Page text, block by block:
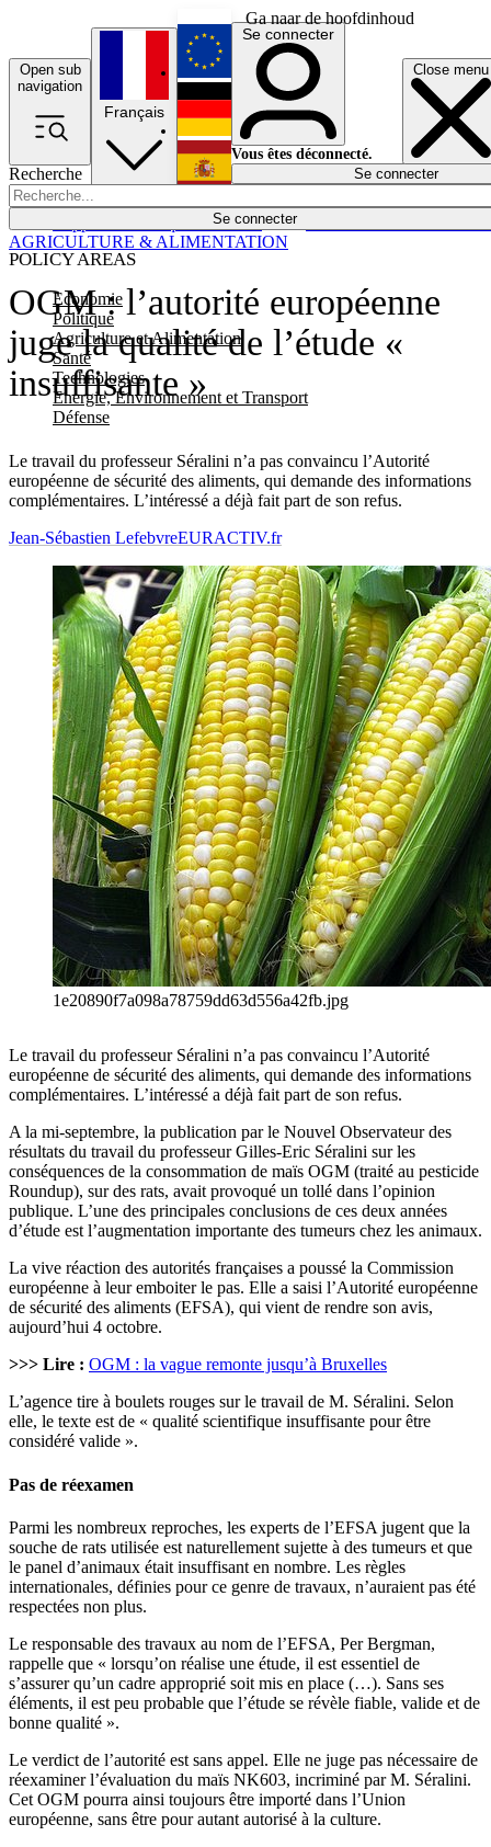
Ga naar de hoofdinhoud
Open sub
navigation
Close menu
Recherche
Se connecter
POLICY AREAS
Economie
Politique
Agriculture et Alimentation
Santé
Technologies
Energie, Environnement et Transport
Défense
Économie
Français
English
Deutsch
Español
Se connecter
Vous êtes déconnecté.
Se connecter
OGM : l’autorité européenne
juge la qualité de l’étude «
insuffisante »
Le travail du professeur Séralini n’a pas convaincu l’Autorité
européenne de sécurité des aliments, qui demande des informations
complémentaires. L’intéressé a déjà fait part de son refus.
AGRICULTURE & ALIMENTATION
Jean-Sébastien LefebvreEURACTIV.fr
1e20890f7a098a78759dd63d556a42fb.jpg
Le travail du professeur Séralini n’a pas convaincu l’Autorité
européenne de sécurité des aliments, qui demande des informations
complémentaires. L’intéressé a déjà fait part de son refus.
A la mi-septembre, la publication par le Nouvel Observateur des
résultats du travail du professeur Gilles-Eric Séralini sur les
conséquences de la consommation de maïs OGM (traité au pesticide
Roundup), sur des rats, avait provoqué un tollé dans l’opinion
publique. L’une des principales conclusions de ces deux années
d’étude est l’augmentation importante des tumeurs chez les animaux.
La vive réaction des autorités françaises a poussé la Commission
européenne à leur emboiter le pas. Elle a saisi l’Autorité européenne
de sécurité des aliments (EFSA), qui vient de rendre son avis,
aujourd’hui 4 octobre.
>>> Lire : OGM : la vague remonte jusqu’à Bruxelles
L’agence tire à boulets rouges sur le travail de M. Séralini. Selon
elle, le texte est de « qualité scientifique insuffisante pour être
considéré valide ».
Pas de réexamen
Parmi les nombreux reproches, les experts de l’EFSA jugent que la
souche de rats utilisée est naturellement sujette à des tumeurs et que
le panel d’animaux était insuffisant en nombre. Les règles
internationales, définies pour ce genre de travaux, n’auraient pas été
respectées non plus.
Le responsable des travaux au nom de l’EFSA, Per Bergman,
rappelle que « lorsqu’on réalise une étude, il est essentiel de
s’assurer qu’un cadre approprié soit mis en place (…). Sans ses
éléments, il est peu probable que l’étude se révèle fiable, valide et de
bonne qualité ».
Le verdict de l’autorité est sans appel. Elle ne juge pas nécessaire de
réexaminer l’évaluation du maïs NK603, incriminé par M. Séralini.
Cet OGM pourra ainsi toujours être importé dans l’Union
européenne, sans être pour autant autorisé à la culture.